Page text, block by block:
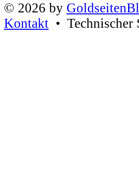
© 2026 by
Kontakt • Technischer